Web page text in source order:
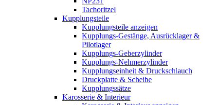
Tachoritzel
Kupplungsteile
Kupplungsteile anzeigen
Kupplungs-Gestänge, Ausrücklager &
Pilotlager
Kupplungs-Geberzylinder
Kupplungs-Nehmerzylinder
Kupplungseinheit & Druckschlauch
Druckplatte & Scheibe
Kupplungssätze
Karosserie & Interieur